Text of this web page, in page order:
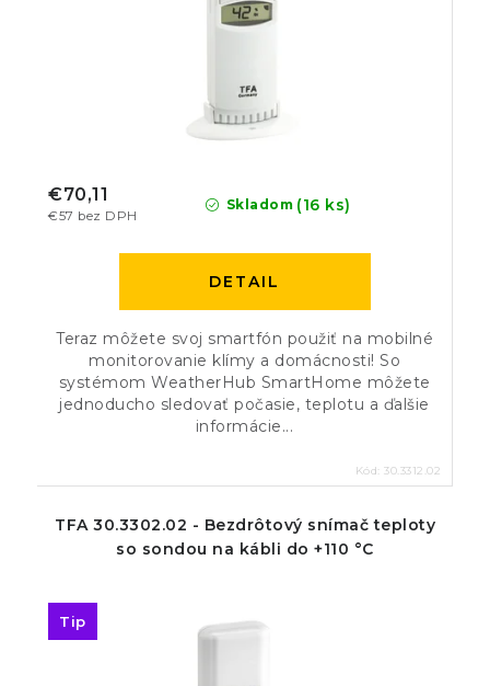
Skladom (16 ks)
€57 bez DPH
€70,11
DETAIL
Teraz môžete svoj smartfón použiť na mobilné
monitorovanie klímy a domácnosti! So
systémom WeatherHub SmartHome môžete
jednoducho sledovať počasie, teplotu a ďalšie
informácie...
Kód: 30.3312.02
TFA 30.3302.02 - Bezdrôtový snímač teploty
so sondou na kábli do +110 °C
Tip